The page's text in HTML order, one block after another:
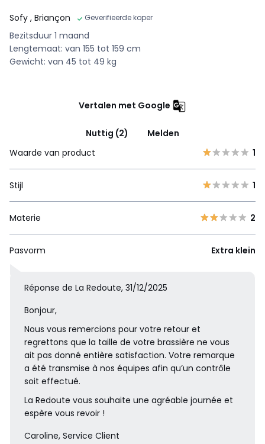
Sofy , Briançon Geverifieerde koper
Bezitsduur 1 maand
Lengtemaat: van 155 tot 159 cm
Gewicht: van 45 tot 49 kg
Vertalen met Google
Nuttig (2)
Melden
Waarde van product
1
Stijl 1
Materie 2
Pasvorm Extra klein
Réponse de La Redoute, 31/12/2025
Bonjour,
Nous vous remercions pour votre retour et
regrettons que la taille de votre brassière ne vous
ait pas donné entière satisfaction. Votre remarque
a été transmise à nos équipes afin qu’un contrôle
soit effectué.
La Redoute vous souhaite une agréable journée et
espère vous revoir !
Caroline, Service Client